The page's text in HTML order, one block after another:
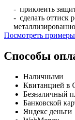
- приклеить
- сделать оттиск
Посмотреть примеры
Способы
Наличными
Квитанцией в
Безналичный
Банковской
Яндекс деньги